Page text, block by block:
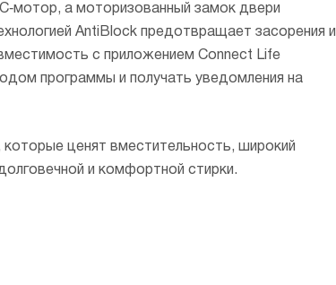
а моторизованный замок двери
AntiBlock предотвращает засорения и
с приложением Connect Life
программы и получать уведомления на
ценят вместительность, широкий
и комфортной стирки.